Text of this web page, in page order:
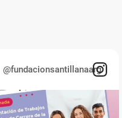
@fundacionsantillanaarg